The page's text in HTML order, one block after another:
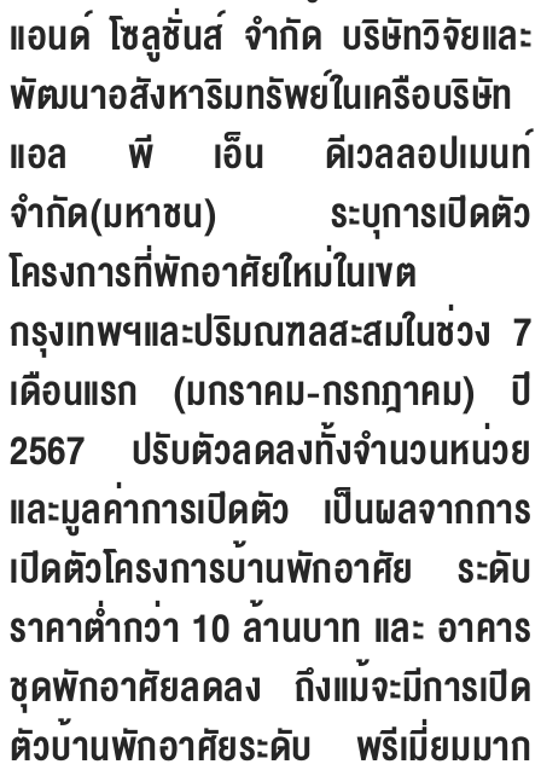
แอนด์ โซลูชั่นส์ จำกัด บริษัทวิจัยและ
พัฒนาอสังหาริมทรัพย์ในเครือบริษัท
แอล พี เอ็น ดีเวลลอปเมนท์
จำกัด(มหาชน) ระบุการเปิดตัว
โครงการที่พักอาศัยใหม่ในเขต
กรุงเทพฯและปริมณฑลสะสมในช่วง 7
เดือนแรก (มกราคม-กรกฎาคม) ปี
2567 ปรับตัวลดลงทั้งจำนวนหน่วย
และมูลค่าการเปิดตัว เป็นผลจากการ
เปิดตัวโครงการบ้านพักอาศัย ระดับ
ราคาต่ำกว่า 10 ล้านบาท และ อาคาร
ชุดพักอาศัยลดลง ถึงแม้จะมีการเปิด
ตัวบ้านพักอาศัยระดับ พรีเมี่ยมมาก